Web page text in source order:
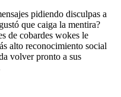
pidiendo disculpas a
que caiga la mentira?
de cobardes wokes le
alto reconocimiento social
volver pronto a sus